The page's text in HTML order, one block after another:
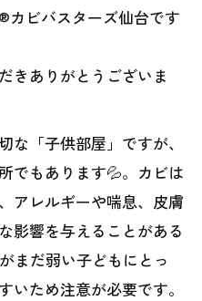
カビバスターズ仙台です
きありがとうございま
な「子供部屋」ですが、
でもあります💦。カビは
アレルギーや喘息、皮膚
影響を与えることがある
まだ弱い子どもにとっ
いため注意が必要です。